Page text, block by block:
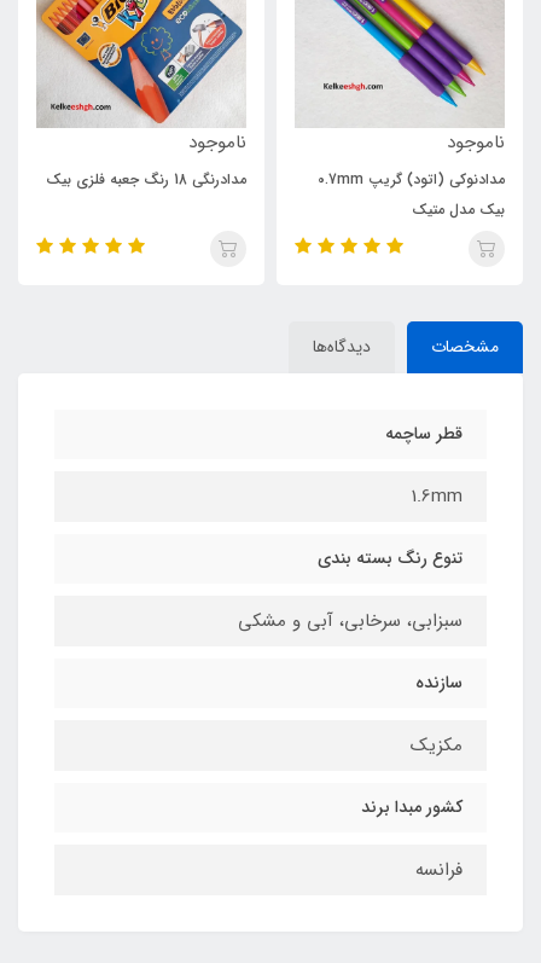
ناموجود
مدادنوکی (اتود) گریپ 0.7mm
بیک مدل متیک
ناموجود
مدادرنگی 18 رنگ جعبه فلزی بیک
مشخصات دیدگاه‌ها
قطر ساچمه
1.6mm
تنوع رنگ بسته بندی
سبزابی، سرخابی، آبی و مشکی
سازنده
مکزیک
کشور مبدا برند
فرانسه